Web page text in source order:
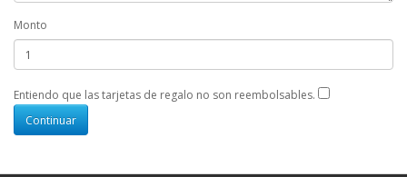
Monto
Entiendo que las tarjetas de regalo no son reembolsables.